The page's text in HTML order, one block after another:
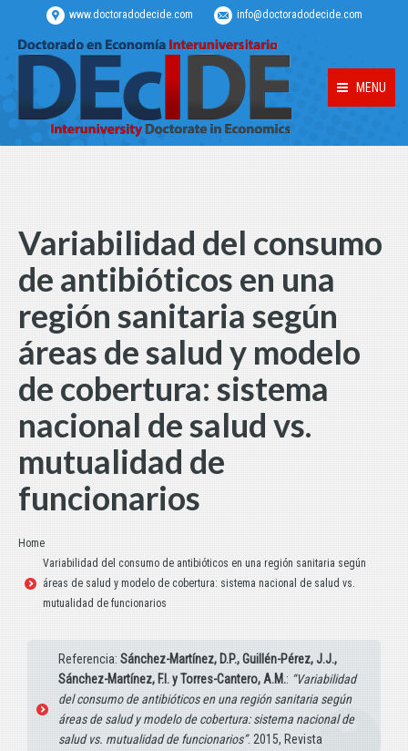
www.doctoradodecide.com info@doctoradodecide.com
MENU
Variabilidad del consumo
de antibióticos en una
región sanitaria según
áreas de salud y modelo
de cobertura: sistema
nacional de salud vs.
mutualidad de
funcionarios
Estás aquí:
Home
Variabilidad del consumo de antibióticos en una región sanitaria según
áreas de salud y modelo de cobertura: sistema nacional de salud vs.
mutualidad de funcionarios
Referencia: Sánchez-Martínez, D.P., Guillén-Pérez, J.J.,
Sánchez-Martínez, F.I. y Torres-Cantero, A.M.: “Variabilidad
del consumo de antibióticos en una región sanitaria según
áreas de salud y modelo de cobertura: sistema nacional de
salud vs. mutualidad de funcionarios”. 2015, Revista